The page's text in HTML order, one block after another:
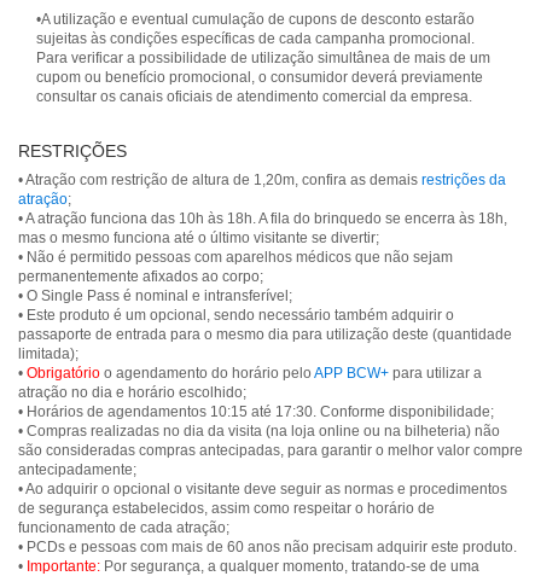
•A utilização e eventual cumulação de cupons de desconto estarão
sujeitas às condições específicas de cada campanha promocional.
Para verificar a possibilidade de utilização simultânea de mais de um
cupom ou benefício promocional, o consumidor deverá previamente
consultar os canais oficiais de atendimento comercial da empresa.
RESTRIÇÕES
• Atração com restrição de altura de 1,20m, confira as demais restrições da
atração;
• A atração funciona das 10h às 18h. A fila do brinquedo se encerra às 18h,
mas o mesmo funciona até o último visitante se divertir;
• Não é permitido pessoas com aparelhos médicos que não sejam
permanentemente afixados ao corpo;
• O Single Pass é nominal e intransferível;
• Este produto é um opcional, sendo necessário também adquirir o
passaporte de entrada para o mesmo dia para utilização deste (quantidade
limitada);
• Obrigatório o agendamento do horário pelo APP BCW+ para utilizar a
atração no dia e horário escolhido;
• Horários de agendamentos 10:15 até 17:30. Conforme disponibilidade;
• Compras realizadas no dia da visita (na loja online ou na bilheteria) não
são consideradas compras antecipadas, para garantir o melhor valor compre
antecipadamente;
• Ao adquirir o opcional o visitante deve seguir as normas e procedimentos
de segurança estabelecidos, assim como respeitar o horário de
funcionamento de cada atração;
• PCDs e pessoas com mais de 60 anos não precisam adquirir este produto.
• Importante: Por segurança, a qualquer momento, tratando-se de uma